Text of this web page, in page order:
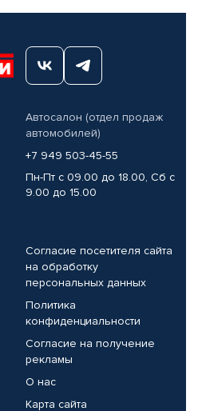
Автосалон (отдел продаж
автомобилей)
+7 949 503-45-55
Пн-Пт с 09.00 до 18.00, Сб с
9.00 до 15.00
Согласие посетителя сайта
на обработку
персональных данных
Политика
конфиденциальности
Согласие на получение
рекламы
О нас
Карта сайта